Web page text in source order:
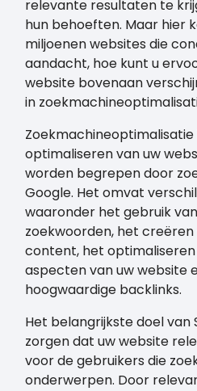
relevante resultaten te
hun behoeften. Maar hier
miljoenen websites die
aandacht, hoe kunt u
website bovenaan
in
optimaliseren van uw
worden begrepen door
Google. Het omvat
waaronder het gebruik
zoekwoorden, het
content, het
aspecten van uw website
hoogwaardige backlinks.
Het belangrijkste doel van
zorgen dat uw website
voor de gebruikers die
onderwerpen. Door